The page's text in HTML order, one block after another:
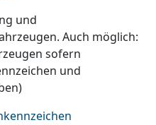
und
Auch möglich:
sofern
und